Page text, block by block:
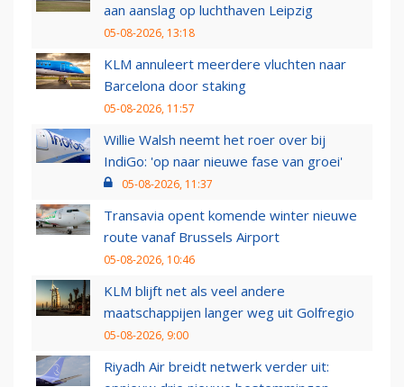
aan aanslag op luchthaven Leipzig
05-08-2026, 13:18
KLM annuleert meerdere vluchten naar
Barcelona door staking
05-08-2026, 11:57
Willie Walsh neemt het roer over bij
IndiGo: 'op naar nieuwe fase van groei'
05-08-2026, 11:37
Transavia opent komende winter nieuwe
route vanaf Brussels Airport
05-08-2026, 10:46
KLM blijft net als veel andere
maatschappijen langer weg uit Golfregio
05-08-2026, 9:00
Riyadh Air breidt netwerk verder uit: